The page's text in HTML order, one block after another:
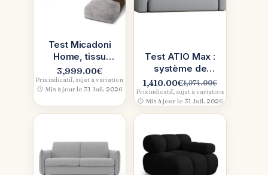
Test Micadoni
Home, tissu
Tilia (le faux
velours côtelé
ultra-doux)
3,999.00€
Prix indicatif, sujet à variation
Mis à jour le 31 Juil. 2026
Test ATIO Max :
système de
canapés
modulables
contemporain
(gris)
1,974.00€
Le
prix
initial
1,410.00€Le
prix
actuel
Prix indicatif, sujet à variation
Mis à jour le 31 Juil. 2026